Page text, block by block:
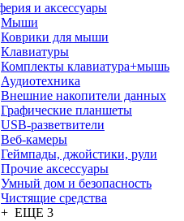
и аксессуары
Мыши
Коврики для мыши
Клавиатуры
Комплекты клавиатура+мышь
Аудиотехника
Внешние накопители данных
Графические планшеты
USB-разветвители
Веб-камеры
Геймпады, джойстики, рули
Прочие аксессуары
Умный дом и безопасность
Чистящие средства
+ ЕЩЕ 3